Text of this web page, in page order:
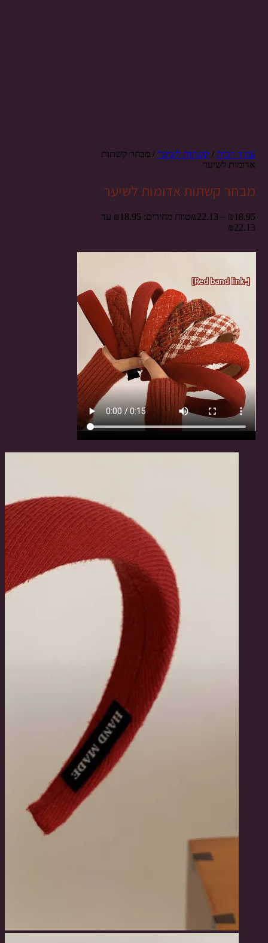
עמוד הבית/ קשתות לשיער/ מבחר קשתות
אדומות לשיער
מבחר קשתות אדומות לשיער
₪18.95
–
₪22.13
טווח מחירים: ⁦₪18.95⁩ עד